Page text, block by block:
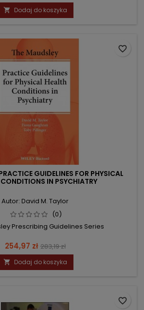
podstawowa
 Dodaj do koszyka
GUIDELINES FOR PHYSICAL
IN PSYCHIATRY
Autor: David M. Taylor
(0)
Prescribing Guidelines Series
Cena
254,97 zł Cena
podstawowa
283,19 zł
 Dodaj do koszyka
favorite_border
favorite_border